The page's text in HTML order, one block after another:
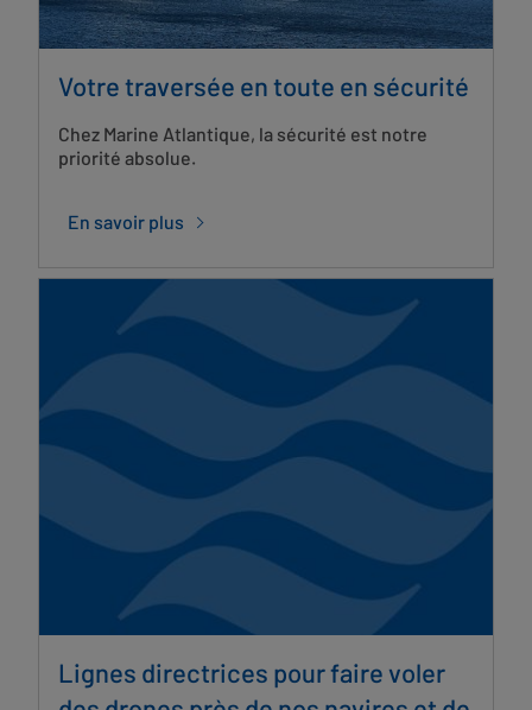
Votre traversée en toute en sécurité
Chez Marine Atlantique, la sécurité est notre
priorité absolue.
En savoir plus
Lignes directrices pour faire voler